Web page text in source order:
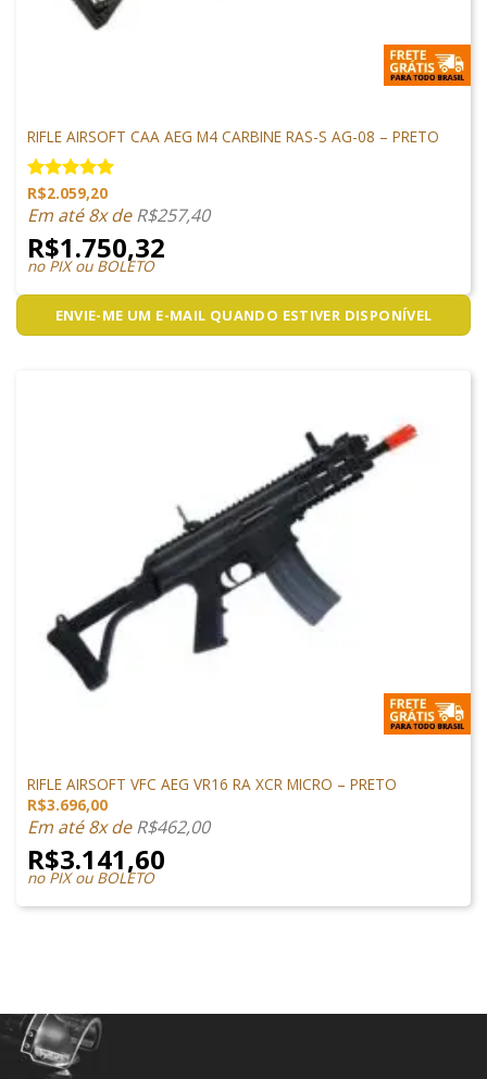
RIFLE AIRSOFT CAA AEG M4 CARBINE RAS-S AG-08 – PRETO
Avaliação
5.00 de 5
R$2.059,20
Em até 8x deR$257,40
R$1.750,32
no PIX ou BOLETO
ENVIE-ME UM E-MAIL QUANDO ESTIVER DISPONÍVEL
RIFLE AIRSOFT VFC AEG VR16 RA XCR MICRO – PRETO
R$3.696,00
Em até 8x deR$462,00
R$3.141,60
no PIX ou BOLETO